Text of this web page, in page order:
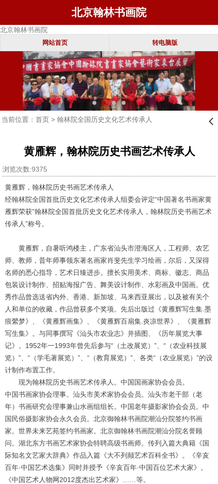
北京翰林书画院
北京翰林书画院
网站首页 转电脑版
1 2 3 4
当前位置： 首页> 翰林院全国历史文化艺术传承人 󰊒
黄雁辉，翰林院历史书画艺术传承人
浏览次数:9375
黄雁辉，翰林院历史书画艺术传承人
经翰林院全国首批历史文化艺术传承人组委会评定“中国著名书画家黄
雁辉荣获”翰林院全国首批历史文化艺术传承人，翰林院历史书画艺术
传承人”称号。
黄雁辉，自暑听鸿楼主，广东省汕头市澄海区人，工程师、农艺
师、教师，昔年师事领东著名画家肖斐先生学习绘画，尔后，又深得
名师的悉心指导，艺术日臻进步。擅长实用美术、商标、徽志、商品
包装设计制作、招贴海报广告、舞美设计制作、水彩画及中国画。优
秀作品曾选送省内外、香港、新加坡、马来西亚展出，以及被有关个
人和单位的收藏，作品曾获多个奖项。先后出版过《黄雁辉写生集.墨
痕縈梦》、《黄雁辉画集》、《黄雁辉百扇集.炎凉世界》、《黄雁辉
写生集》。与同事撰写《汕头市农业志》并插图、《历年展览大事
记》。 1952年一1993年曾先后参与“（土改展览）”、“（农业科技展
览）”、“（学毛著展览）”、“（教育展览）”、各类“（农业展览）”的设
计制作布置工作。
现为翰林院历史书画艺术传承人。中国国画家协会会员。
中国书画家协会理事。汕头市美术家协会会员。汕头市老干部（老
年）书画研究会理事兼山水画组组长。中国老年摄影家协会会员。中
国民俗摄影家协会永久会员。北京御翰林书画院潮汕分院签约书画
家。世界未来艺苑签约书画家。北京御翰林书画院潮汕分院名誉顾
问。湖北东方书画艺术家协会特聘高级书画师。传列入篇大典籍《国
际知名文艺家大辞典》作品入篇《大不列颠艺术百科全书》。《辛亥
百年·中国艺术选集》同时并授予《辛亥百年·中国百位艺术大家》。
《中国艺术人物网2012度杰出艺术家》……等。